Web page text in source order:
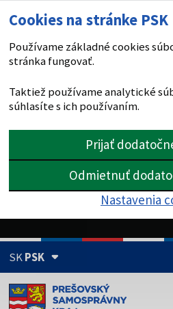
Cookies na stránke PSK
Používame základné cookies
stránka fungovať.
Taktiež používame analytické
súhlasíte s ich používaním.
Prijať
Odmietnuť
Nastavenia
SKPSK
Doména psk.sk je oficiálna